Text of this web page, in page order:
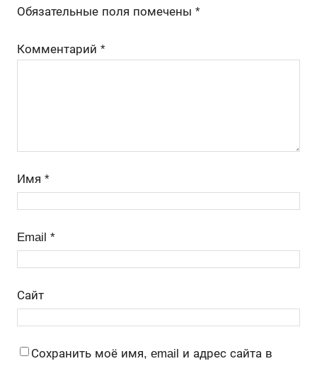
Обязательные поля помечены *
Комментарий *
Имя *
Email *
Сайт
Сохранить моё имя, email и адрес сайта в